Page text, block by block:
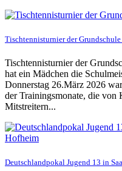
Tischtennisturnier der
Tischtennisturnier der
hat ein Mädchen die
Donnerstag 26.März 2026
der Trainingsmonate, die von
Mitstreitern...
Deutschlandpokal Jugend 13 in